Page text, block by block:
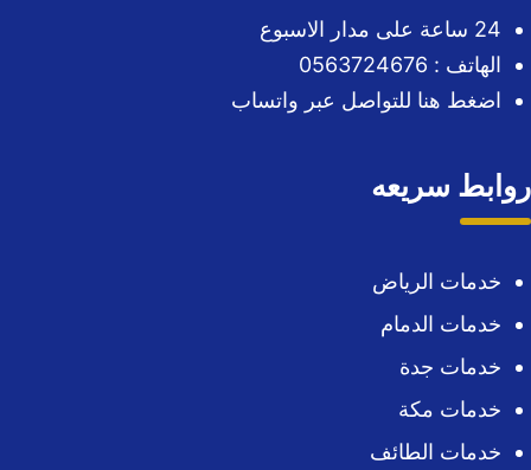
24 ساعة على مدار الاسبوع
الهاتف : 0563724676
اضغط هنا للتواصل عبر واتساب
روابط سريعه
خدمات الرياض
خدمات الدمام
خدمات جدة
خدمات مكة
خدمات الطائف